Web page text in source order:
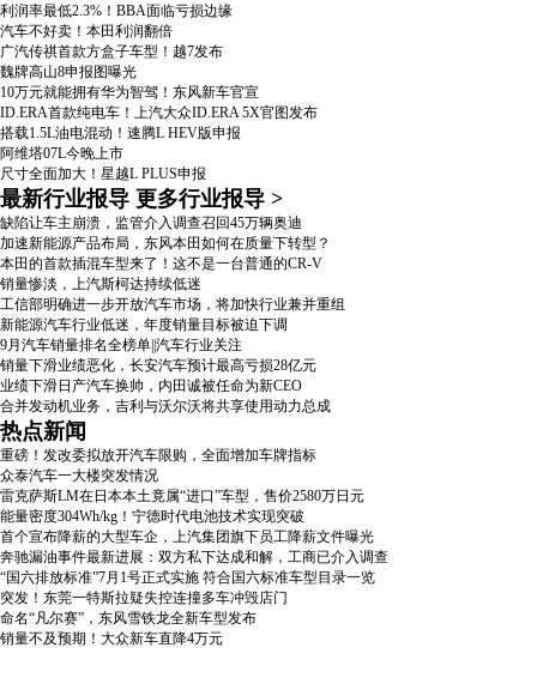
利润率最低2.3%！BBA面临亏损边缘
汽车不好卖！本田利润翻倍
广汽传祺首款方盒子车型！越7发布
魏牌高山8申报图曝光
10万元就能拥有华为智驾！东风新车官宣
ID.ERA首款纯电车！上汽大众ID.ERA 5X官图发布
搭载1.5L油电混动！速腾L HEV版申报
阿维塔07L今晚上市
尺寸全面加大！星越L PLUS申报
最新行业报导 更多行业报导 >
缺陷让车主崩溃，监管介入调查召回45万辆奥迪
加速新能源产品布局，东风本田如何在质量下转型？
本田的首款插混车型来了！这不是一台普通的CR-V
销量惨淡，上汽斯柯达持续低迷
工信部明确进一步开放汽车市场，将加快行业兼并重组
新能源汽车行业低迷，年度销量目标被迫下调
9月汽车销量排名全榜单||汽车行业关注
销量下滑业绩恶化，长安汽车预计最高亏损28亿元
业绩下滑日产汽车换帅，内田诚被任命为新CEO
合并发动机业务，吉利与沃尔沃将共享使用动力总成
热点新闻
重磅！发改委拟放开汽车限购，全面增加车牌指标
众泰汽车一大楼突发情况
雷克萨斯LM在日本本土竟属“进口”车型，售价2580万日元
能量密度304Wh/kg！宁德时代电池技术实现突破
首个宣布降薪的大型车企，上汽集团旗下员工降薪文件曝光
奔驰漏油事件最新进展：双方私下达成和解，工商已介入调查
“国六排放标准”7月1号正式实施 符合国六标准车型目录一览
突发！东莞一特斯拉疑失控连撞多车冲毁店门
命名“凡尔赛”，东风雪铁龙全新车型发布
销量不及预期！大众新车直降4万元